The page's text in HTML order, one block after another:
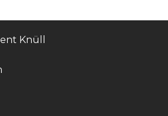
Knüll